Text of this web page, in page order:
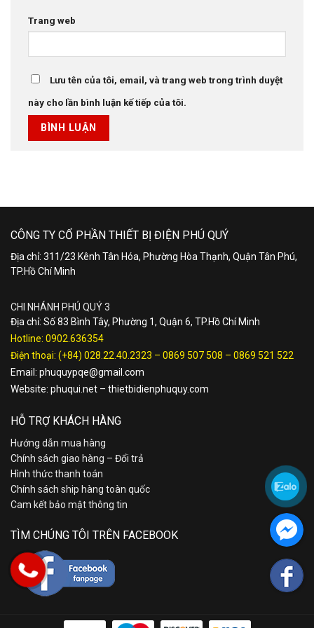
Trang web
Lưu tên của tôi, email, và trang web trong trình duyệt
này cho lần bình luận kế tiếp của tôi.
CÔNG TY CỔ PHẦN THIẾT BỊ ĐIỆN PHÚ QUÝ
Địa chỉ: 311/23 Kênh Tân Hóa, Phường Hòa Thạnh, Quận Tân Phú,
TP.Hồ Chí Minh
CHI NHÁNH PHÚ QUÝ 3
Địa chỉ: Số 83 Bình Tây, Phường 1, Quận 6, TP.Hồ Chí Minh
Hotline: 0902.636354
Điện thoại: (+84) 028.22.40.2323 – 0869 507 508 – 0869 521 522
Email: phuquypqe@gmail.com
Website: phuqui.net – thietbidienphuquy.com
HỖ TRỢ KHÁCH HÀNG
Hướng dẫn mua hàng
Chính sách giao hàng – Đổi trả
Hình thức thanh toán
Chính sách ship hàng toàn quốc
Cam kết bảo mật thông tin
TÌM CHÚNG TÔI TRÊN FACEBOOK